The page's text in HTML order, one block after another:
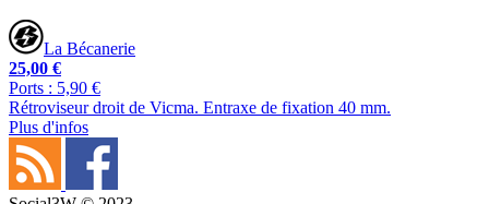
La Bécanerie
25,00 €
Ports : 5,90 €
Rétroviseur droit de Vicma. Entraxe de fixation 40 mm.
Plus d'infos